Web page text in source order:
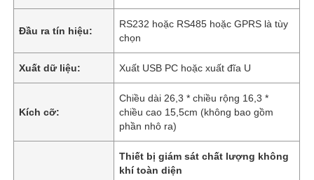
Đầu ra tín hiệu:
RS232 hoặc RS485 hoặc GPRS là tùy
chọn
Xuất dữ liệu: Xuất USB PC hoặc xuất đĩa U
Kích cỡ:
Chiều dài 26,3 * chiều rộng 16,3 *
chiều cao 15,5cm (không bao gồm
phần nhô ra)
Thiết bị giám sát chất lượng không
khí toàn diện